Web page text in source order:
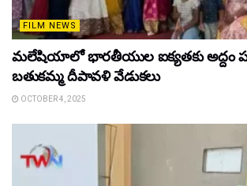
FILM NEWS
మలేషియాలో భారతీయుల ఐక్యతకు అద్దం
బతుకమ్మ దీపావళి వేడుకలు
OCTOBER 4, 2025